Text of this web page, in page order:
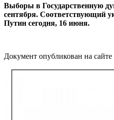
Выборы в Государственную
сентября. Соответствующий
Путин сегодня, 16 июня.
Документ опубликован на